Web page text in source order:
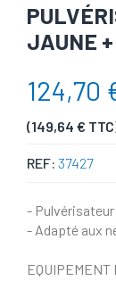
JAUNE
124,70
(149,64 €
REF: 37427
- Pulvérisateur
- Adapté aux
EQUIPEMENT